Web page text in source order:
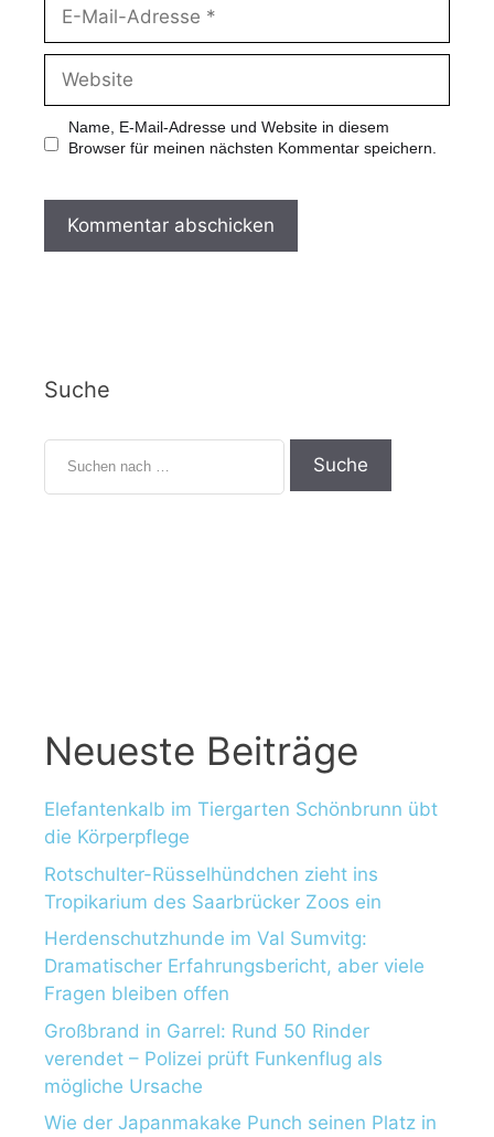
Name, E-Mail-Adresse und Website in diesem
Browser für meinen nächsten Kommentar speichern.
Suche
Neueste Beiträge
Elefantenkalb im Tiergarten Schönbrunn übt
die Körperpflege
Rotschulter-Rüsselhündchen zieht ins
Tropikarium des Saarbrücker Zoos ein
Herdenschutzhunde im Val Sumvitg:
Dramatischer Erfahrungsbericht, aber viele
Fragen bleiben offen
Großbrand in Garrel: Rund 50 Rinder
verendet – Polizei prüft Funkenflug als
mögliche Ursache
Wie der Japanmakake Punch seinen Platz in